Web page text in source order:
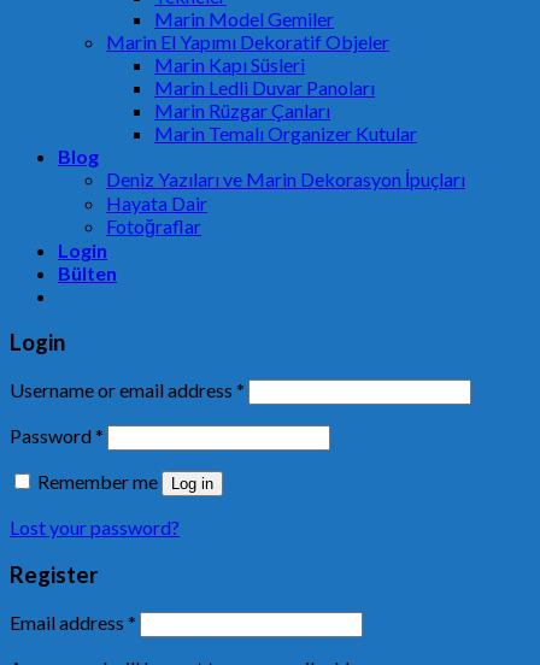
Marin Model Gemiler
Marin El Yapımı Dekoratif Objeler
Marin Kapı Süsleri
Marin Ledli Duvar Panoları
Marin Rüzgar Çanları
Marin Temalı Organizer Kutular
Blog
Deniz Yazıları ve Marin Dekorasyon İpuçları
Hayata Dair
Fotoğraflar
Login
Bülten
Login
Username or email address *
Password*
Remember me
Log in
Lost your password?
Register
Email address *